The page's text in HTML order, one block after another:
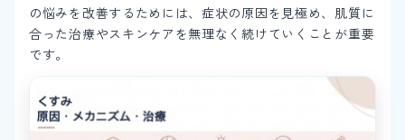
の悩みを改善するためには、症状の原因を見極め、肌質に
合った治療やスキンケアを無理なく続けていくことが重要
です。